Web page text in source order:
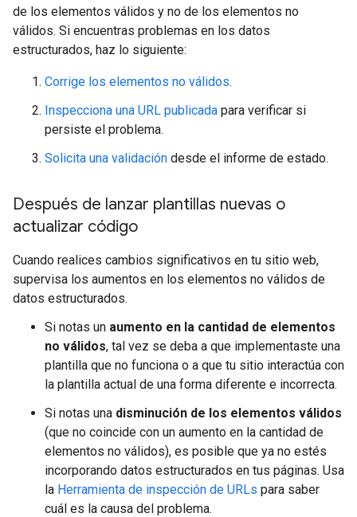
de los elementos válidos y no de los elementos no
válidos. Si encuentras problemas en los datos
estructurados, haz lo siguiente:
Corrige los elementos no válidos.
Inspecciona una URL publicada para verificar si
persiste el problema.
Solicita una validación desde el informe de estado.
Después de lanzar plantillas nuevas o
actualizar código
Cuando realices cambios significativos en tu sitio web,
supervisa los aumentos en los elementos no válidos de
datos estructurados.
Si notas un aumento en la cantidad de elementos
no válidos, tal vez se deba a que implementaste una
plantilla que no funciona o a que tu sitio interactúa con
la plantilla actual de una forma diferente e incorrecta.
Si notas una disminución de los elementos válidos
(que no coincide con un aumento en la cantidad de
elementos no válidos), es posible que ya no estés
incorporando datos estructurados en tus páginas. Usa
la Herramienta de inspección de URLs para saber
cuál es la causa del problema.